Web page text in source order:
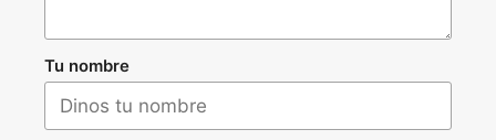
Tu nombre